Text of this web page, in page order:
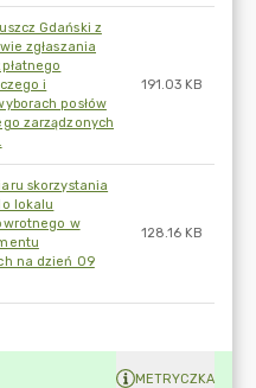
Gdański z
zgłaszania
i
posłów
zarządzonych
191.03 KB
skorzystania
lokalu
w
na dzień 09
128.16 KB
METRYCZKA